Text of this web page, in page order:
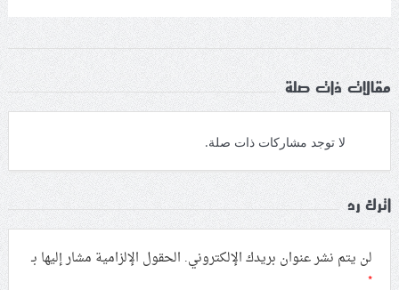
مقالات ذات صلة
لا توجد مشاركات ذات صلة.
اترك رد
لن يتم نشر عنوان بريدك الإلكتروني. الحقول الإلزامية مشار إليها بـ
*